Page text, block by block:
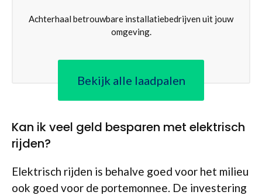
Achterhaal betrouwbare installatiebedrijven uit jouw
omgeving.
Bekijk alle laadpalen
Kan ik veel geld besparen met elektrisch
rijden?
Elektrisch rijden is behalve goed voor het milieu
ook goed voor de portemonnee. De investering